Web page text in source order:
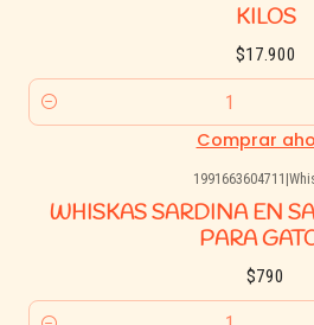
KILOS
$17.900
Cantidad
Comprar
1991663604711
WHISKAS SARDINA EN
PARA
$790